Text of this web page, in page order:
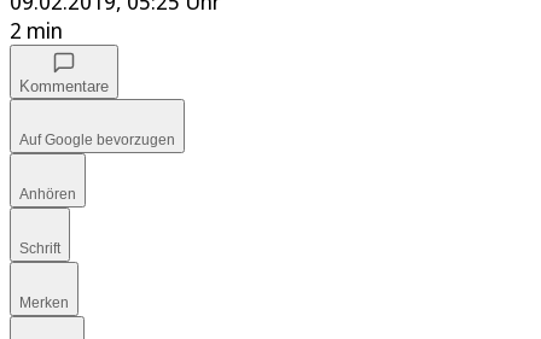
2 min
Kommentare
Auf Google bevorzugen
Anhören
Schrift
Merken